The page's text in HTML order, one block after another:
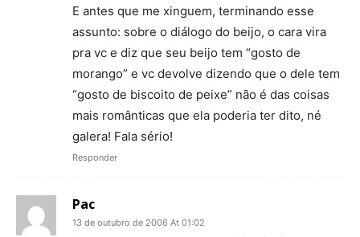
E antes que me xinguem, terminando esse
assunto: sobre o diálogo do beijo, o cara vira
pra vc e diz que seu beijo tem “gosto de
morango” e vc devolve dizendo que o dele tem
“gosto de biscoito de peixe” não é das coisas
mais românticas que ela poderia ter dito, né
galera! Fala sério!
Responder
Pac
13 de outubro de 2006 At 01:02